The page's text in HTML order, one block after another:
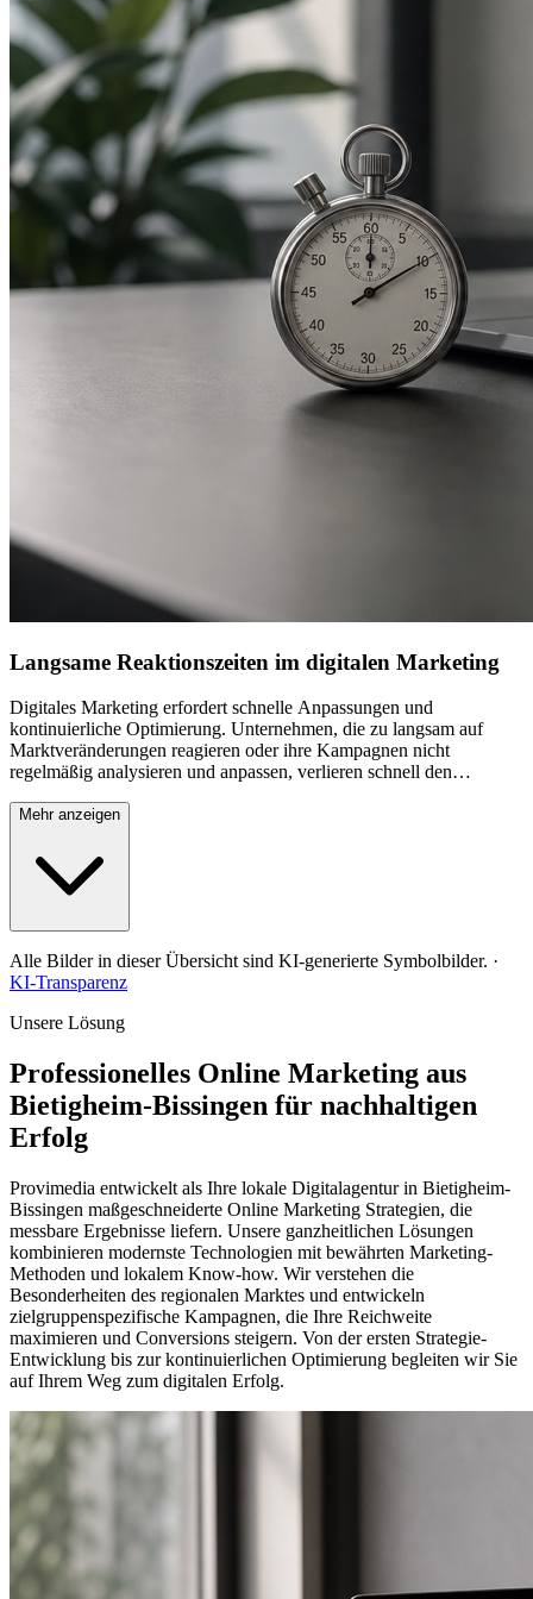
Langsame Reaktionszeiten im digitalen Marketing
Digitales Marketing erfordert schnelle Anpassungen und
kontinuierliche Optimierung. Unternehmen, die zu langsam auf
Marktveränderungen reagieren oder ihre Kampagnen nicht
regelmäßig analysieren und anpassen, verlieren schnell den
schlecht performende Landing Pages führen zu ineffizienten
Optimierungen verpuffen Marketing-Budgets wirkungslos. In der
schnelllebigen digitalen Welt ist Stillstand gleichbedeutend mit
Rückschritt und führt zu messbaren Umsatzverlusten.
Mehr anzeigen
Alle Bilder in dieser Übersicht sind KI-generierte Symbolbilder. ·
KI-Transparenz
Unsere Lösung
Professionelles Online Marketing aus
Bietigheim-Bissingen für nachhaltigen
Erfolg
Provimedia entwickelt als Ihre lokale Digitalagentur in Bietigheim-
Bissingen maßgeschneiderte Online Marketing Strategien, die
messbare Ergebnisse liefern. Unsere ganzheitlichen Lösungen
kombinieren modernste Technologien mit bewährten Marketing-
Methoden und lokalem Know-how. Wir verstehen die
Besonderheiten des regionalen Marktes und entwickeln
zielgruppenspezifische Kampagnen, die Ihre Reichweite
maximieren und Conversions steigern. Von der ersten Strategie-
Entwicklung bis zur kontinuierlichen Optimierung begleiten wir Sie
auf Ihrem Weg zum digitalen Erfolg.